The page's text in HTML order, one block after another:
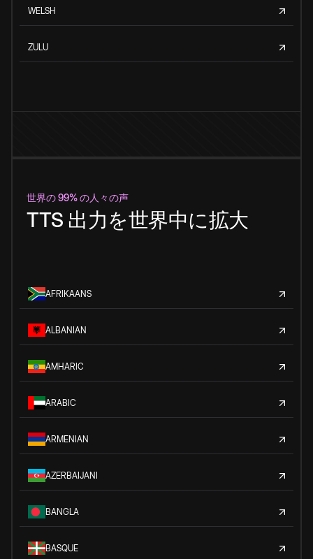
WELSH
ZULU
世界の 99% の人々の声
TTS 出力を世界中に拡大
AFRIKAANS
ALBANIAN
AMHARIC
ARABIC
ARMENIAN
AZERBAIJANI
BANGLA
BASQUE